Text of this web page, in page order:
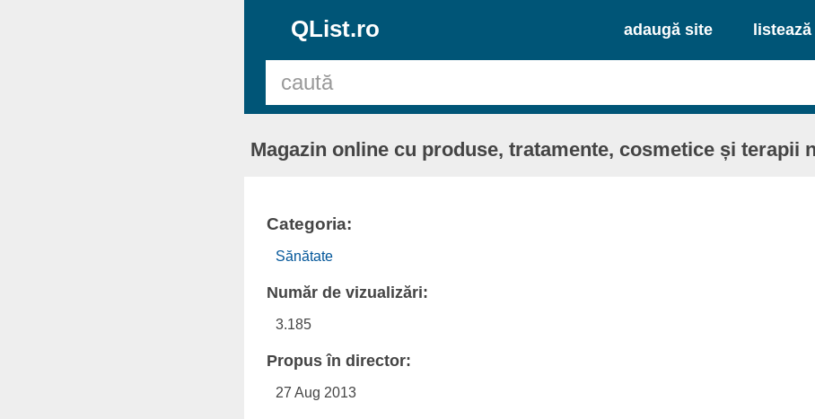
QList.ro adaugă site listează
Magazin online cu produse, tratamente, cosmetice și terapii
Categoria:
Sănătate
Număr de vizualizări:
3.185
Propus în director:
27 Aug 2013